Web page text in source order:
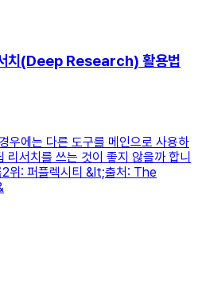
치(Deep Research) 활용법
우에는 다른 도구를 메인으로 사용하
서치를 쓰는 것이 좋지 않을까 합니
2위: 퍼플렉시티 &lt;출처: The